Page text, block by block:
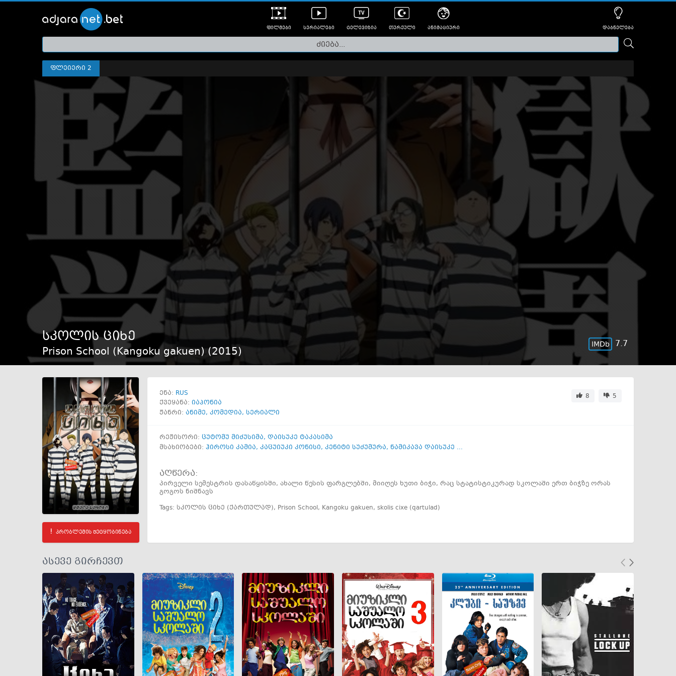
ფილმები
თრეილერები
სერიალები ტელევიზია თურქული ანიმაციური დაბნელება
ფლეიერი 2
სკოლის ციხე
Prison School (Kangoku gakuen) (2015)
7.7
პრობლემის შეტყობინება
ენა: RUS
ქვეყანა: იაპონია
8
5
ჟანრი: ანიმე, კომედია, სერიალი
რეჟისორი: ცუტომუ მიძუსიმა, დაისუკე ტაკასიმა
მსახიობები: ჰიროსი კამია, კაცუიუკი კონისი, კენიტი სუძუმურა, ნამიკავა დაისუკე ...
აღწერა:
პირველი სემესტრის დასაწყისში, ახალი წესის ფარგლებში, მიიღეს ხუთი ბიჭი, რაც სტატისტიკურად სკოლაში ერთ ბიჭზე ორას
გოგოს ნიშნავს
Tags: სკოლის ციხე (ქართულად), Prison School, Kangoku gakuen, skolis cixe (qartulad)
ასევე გირჩევთ